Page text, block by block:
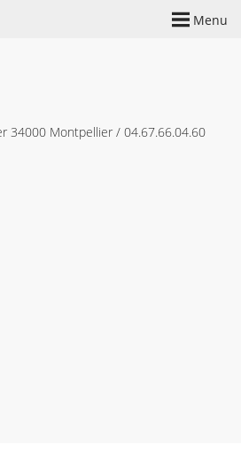
Menu
34000 Montpellier / 04.67.66.04.60